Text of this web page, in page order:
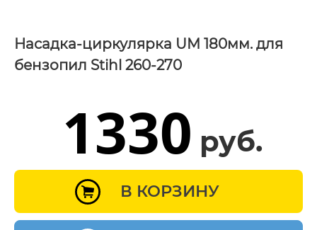
Насадка-циркулярка UM 180мм. для
бензопил Stihl 260-270
1330 руб.
В КОРЗИНУ